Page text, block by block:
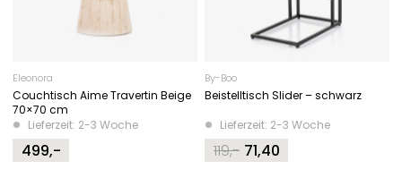
Eleonora
Couchtisch Aime Travertin Beige
70×70 cm
Lieferzeit: 2-3 Woche
499,-
By-Boo
Beistelltisch Slider – schwarz
Lieferzeit: 2-3 Woche
119,-
Original71,40
Current